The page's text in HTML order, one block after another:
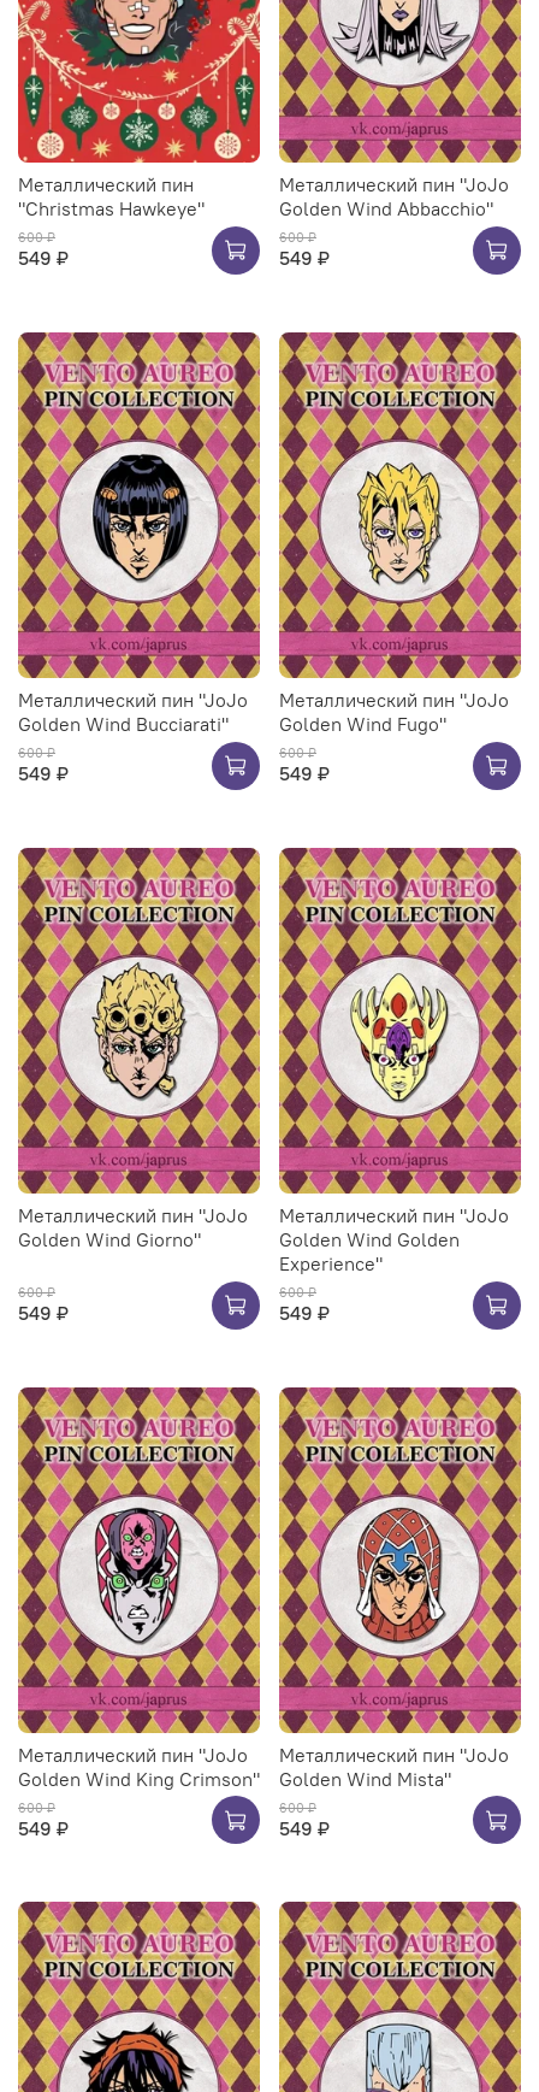
Металлический пин
"Christmas Hawkeye"
600 ₽
549 ₽
Металлический пин "JoJo
Golden Wind Abbacchio"
600 ₽
549 ₽
Металлический пин "JoJo
Golden Wind Bucciarati"
600 ₽
549 ₽
Металлический пин "JoJo
Golden Wind Fugo"
600 ₽
549 ₽
Металлический пин "JoJo
Golden Wind Giorno"
600 ₽
549 ₽
Металлический пин "JoJo
Golden Wind Golden
Experience"
600 ₽
549 ₽
Металлический пин "JoJo
Golden Wind King Crimson"
600 ₽
549 ₽
Металлический пин "JoJo
Golden Wind Mista"
600 ₽
549 ₽